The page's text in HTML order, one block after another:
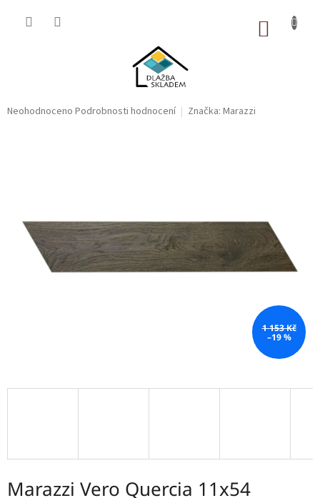
Průměrné
Neohodnoceno Podrobnosti hodnocení Značka: Marazzi
1 153 Kč
–19 %
Marazzi Vero Quercia 11x54